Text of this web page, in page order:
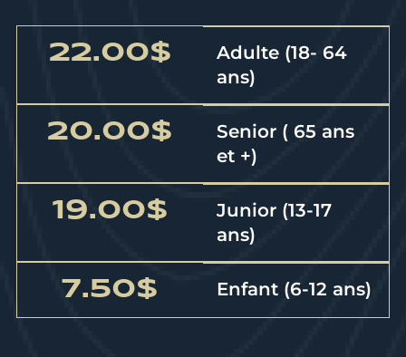
22.00$
Adulte (18- 64
ans)
20.00$
Senior ( 65 ans
et +)
19.00$
Junior (13-17
ans)
7.50$ Enfant (6-12 ans)